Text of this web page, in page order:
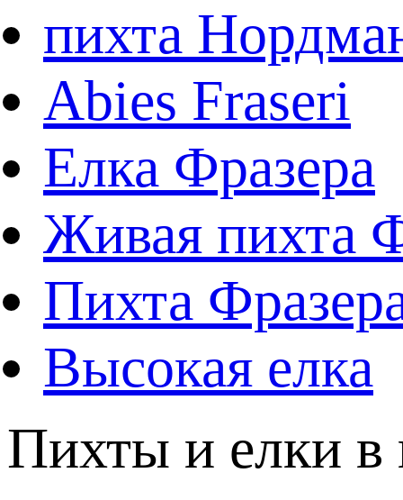
пихта
Abies Fraseri
Елка Фразера
Живая пихта
Пихта
Высокая елка
Пихты и елки в